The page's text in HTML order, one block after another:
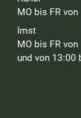
MO bis FR
Imst
MO bis FR
und von 13:00